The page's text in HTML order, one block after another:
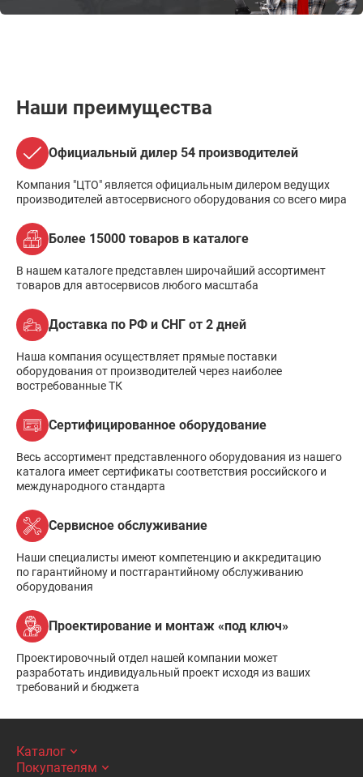
Наши преимущества
Официальный дилер 54 производителей
Компания "ЦТО" является официальным дилером ведущих
производителей автосервисного оборудования со всего мира
Более 15000 товаров в каталоге
В нашем каталоге представлен широчайший ассортимент
товаров для автосервисов любого масштаба
Доставка по РФ и СНГ от 2 дней
Наша компания осуществляет прямые поставки
оборудования от производителей через наиболее
востребованные ТК
Сертифицированное оборудование
Весь ассортимент представленного оборудования из нашего
каталога имеет сертификаты соответствия российского и
международного стандарта
Сервисное обслуживание
Наши специалисты имеют компетенцию и аккредитацию
по гарантийному и постгарантийному обслуживанию
оборудования
Проектирование и монтаж «под ключ»
Проектировочный отдел нашей компании может
разработать индивидуальный проект исходя из ваших
требований и бюджета
Каталог
Покупателям